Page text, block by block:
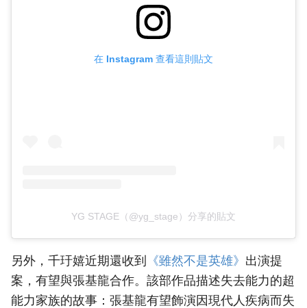
在 Instagram 查看這則貼文
YG STAGE（@yg_stage）分享的貼文
另外，千玗嬉近期還收到 ‎《雖然不是英雄》‎ 出演提
案，有望與張基龍合作。該部作品描述失去能力的超
能力家族的故事：張基龍有望飾演因現代人疾病而失